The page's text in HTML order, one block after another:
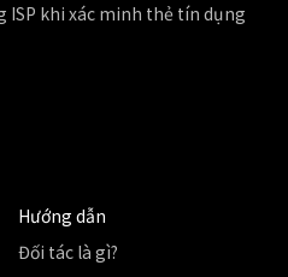
ISP khi xác minh thẻ tín dụng
Hướng dẫn
Đối tác là gì?